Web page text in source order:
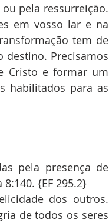
pela ressurreição.
em vosso lar e na
tem de
destino. Precisamos
Cristo e formar um
habilitados para as
pela presença de
{EF 295.2}
dos outros.
de todos os seres